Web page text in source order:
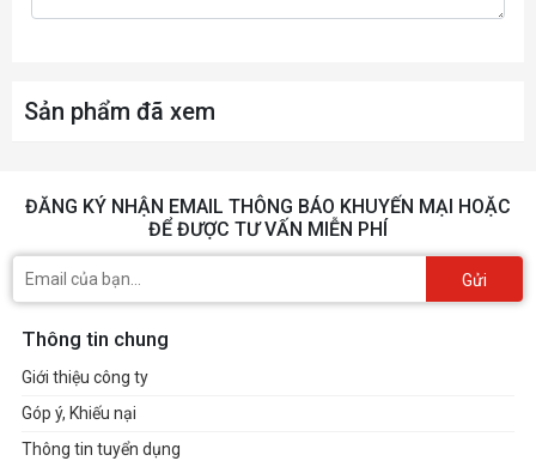
CPU
Sản phẩm đã xem
ĐĂNG KÝ NHẬN EMAIL THÔNG BÁO KHUYẾN MẠI HOẶC
ĐỂ ĐƯỢC TƯ VẤN MIỄN PHÍ
Gửi
Thông tin chung
Giới thiệu công ty
Góp ý, Khiếu nại
Thông tin tuyển dụng